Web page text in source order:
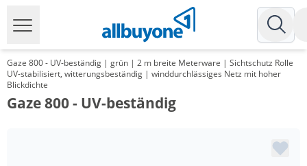
Gaze 800 - UV-beständig | grün | 2 m breite Meterware | Sichtschutz Rolle
UV-stabilisiert, witterungsbeständig | winddurchlässiges Netz mit hoher
Blickdichte
Gaze 800 - UV-beständig